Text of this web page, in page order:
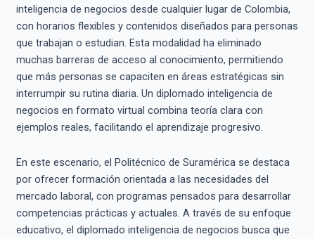
inteligencia de negocios desde cualquier lugar de Colombia,
con horarios flexibles y contenidos diseñados para personas
que trabajan o estudian. Esta modalidad ha eliminado
muchas barreras de acceso al conocimiento, permitiendo
que más personas se capaciten en áreas estratégicas sin
interrumpir su rutina diaria. Un diplomado inteligencia de
negocios en formato virtual combina teoría clara con
ejemplos reales, facilitando el aprendizaje progresivo.
En este escenario, el Politécnico de Suramérica se destaca
por ofrecer formación orientada a las necesidades del
mercado laboral, con programas pensados para desarrollar
competencias prácticas y actuales. A través de su enfoque
educativo, el diplomado inteligencia de negocios busca que